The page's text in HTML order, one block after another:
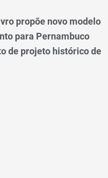
propõe novo modelo
para Pernambuco
de projeto histórico de